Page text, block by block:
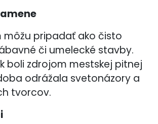
môžu pripadať ako čisto
či umelecké stavby.
boli zdrojom mestskej pitnej
odrážala svetonázory a
tvorcov.